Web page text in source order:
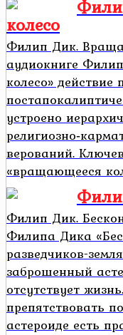
колесо
Филип Дик.
аудиокниге
колесо» действие
устроено
верований.
«вращающееся
Филип Дик.
Филипа Дика
разведчиков-
заброшенный
отсутствует
препятствовать
астероиде есть